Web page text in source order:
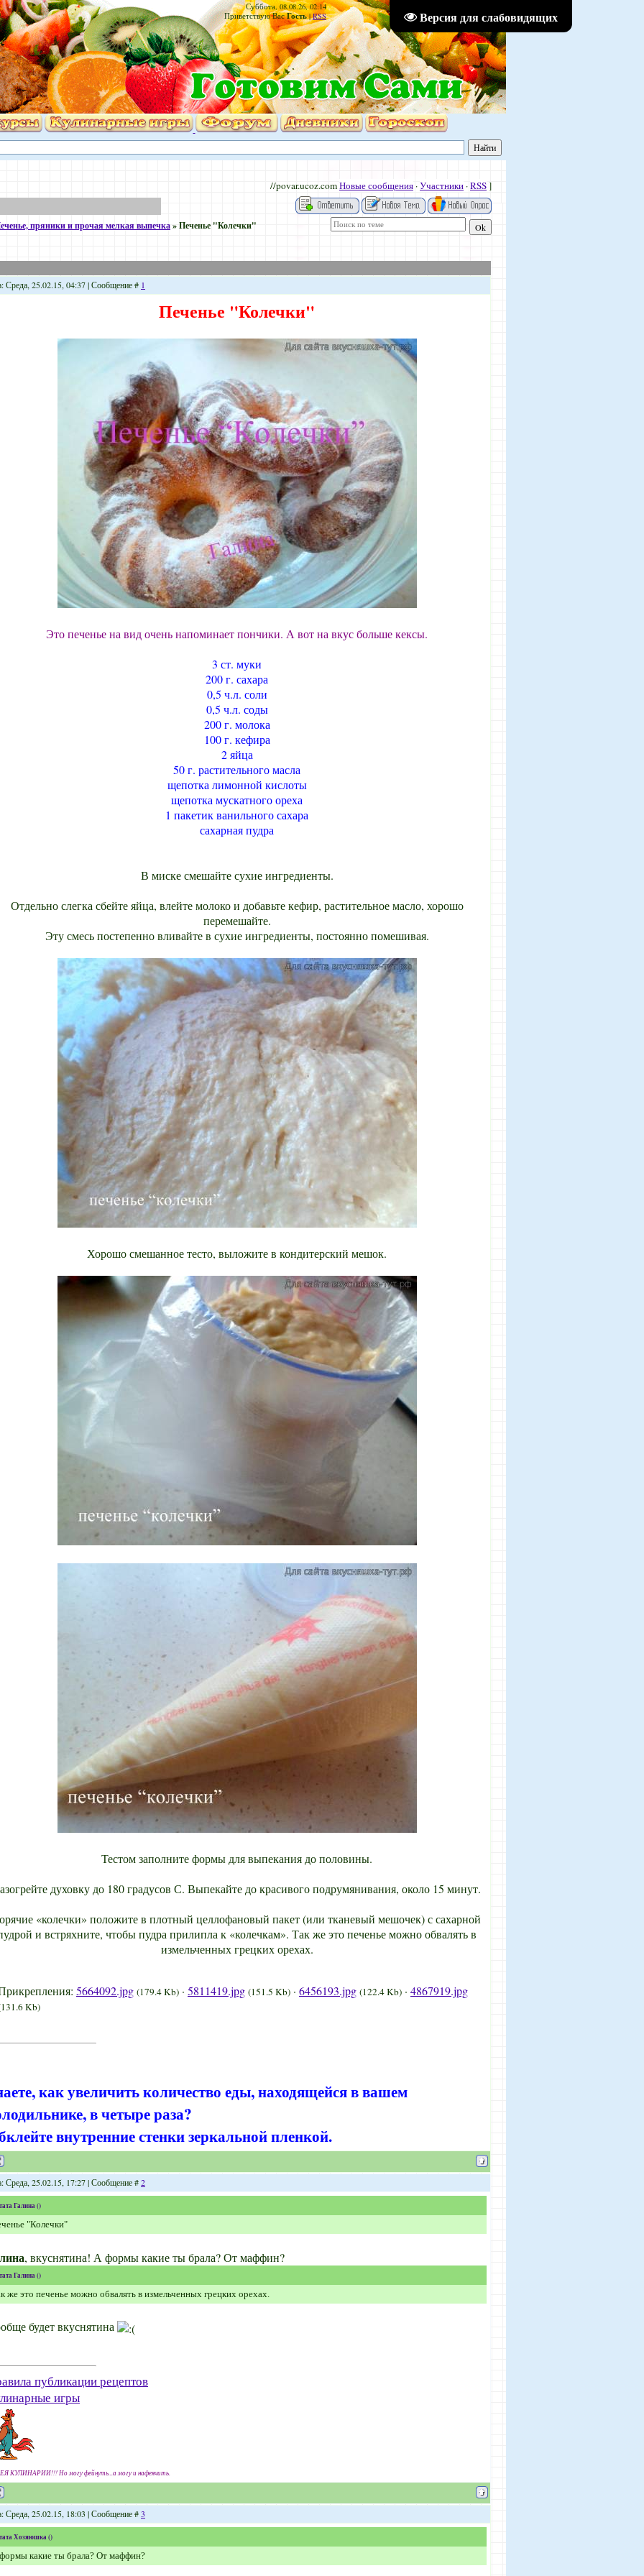
Версия для слабовидящих
Суббота, 08.08.26, 02:14
Приветствую Вас Гость|RSS
//povar.ucoz.comНовые сообщения ·Участники ·RSS]
пряники и прочая мелкая выпечка»Печенье "Колечки"
Среда, 25.02.15, 04:37 | Сообщение # 1
Печенье "Колечки"
Это печенье на вид очень напоминает пончики. А вот на вкус больше кексы.
3 ст. муки
200 г. сахара
0,5 ч.л. соли
0,5 ч.л. соды
200 г. молока
100 г. кефира
2 яйца
50 г. растительного масла
щепотка лимонной кислоты
щепотка мускатного ореха
1 пакетик ванильного сахара
сахарная пудра
В миске смешайте сухие ингредиенты.
Отдельно слегка сбейте яйца, влейте молоко и добавьте кефир, растительное масло, хорошо
перемешайте.
Эту смесь постепенно вливайте в сухие ингредиенты, постоянно помешивая.
Хорошо смешанное тесто, выложите в кондитерский мешок.
Тестом заполните формы для выпекания до половины.
духовку до 180 градусов С. Выпекайте до красивого подрумянивания, около 15 минут.
«колечки» положите в плотный целлофановый пакет (или тканевый мешочек) с сахарной
и встряхните, чтобы пудра прилипла к «колечкам». Так же это печенье можно обвалять в
измельченных грецких орехах.
5664092.jpg (179.4 Kb) · 5811419.jpg (151.5 Kb) · 6456193.jpg (122.4 Kb) · 4867919.jpg
Kb)
как увеличить количество еды, находящейся в вашем
в четыре раза?
внутренние стенки зеркальной пленкой.
Среда, 25.02.15, 17:27 | Сообщение #2
Галина()
"Колечки"
, вкуснятина! А формы какие ты брала? От маффин?
Галина()
же это печенье можно обвалять в измельченных грецких орехах.
будет вкуснятина
публикации рецептов
игры
КУЛИНАРИИ!!! Но могу фейнуть...а могу и нафеячить.
Среда, 25.02.15, 18:03 | Сообщение #3
Хозяюшка()
какие ты брала? От маффин?